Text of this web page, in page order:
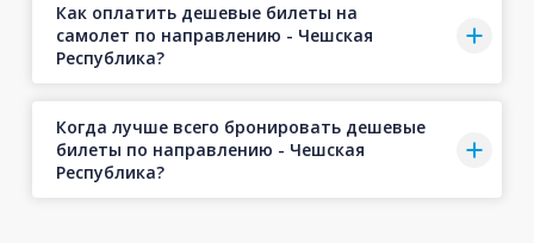
Как оплатить дешевые билеты на
самолет по направлению - Чешская
Республика?
Когда лучше всего бронировать дешевые
билеты по направлению - Чешская
Республика?